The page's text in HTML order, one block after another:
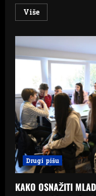
VišeRead
more
plata
evrozoni
Drugi pišu
KAKO OSNAŽITI